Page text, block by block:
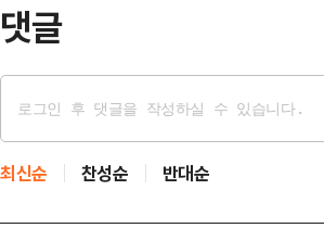
댓글
최신순 찬성순 반대순